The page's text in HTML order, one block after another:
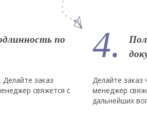
по
заказ
свяжется с
4.
Делайте
менеджер
дальнейших